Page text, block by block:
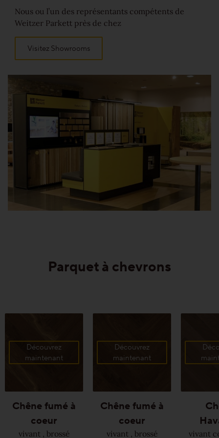
Nous ou l’un des représentants compétents de
Weitzer Parkett près de chez
Visitez Showrooms
Parquet à chevrons
Découvrez
maintenant
Chêne fumé à
coeur
vivant brossé
Découvrez
maintenant
Chêne fumé à
coeur
vivant brossé
vivant